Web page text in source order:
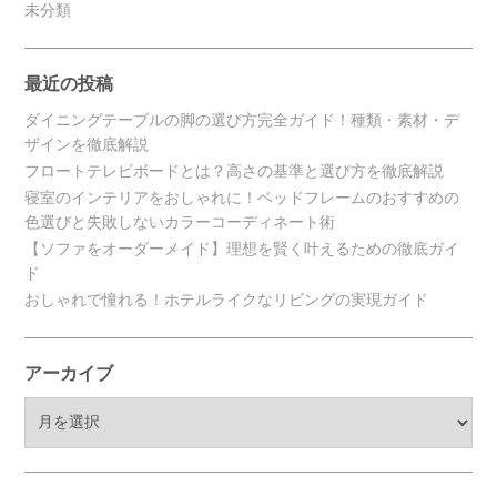
未分類
最近の投稿
ダイニングテーブルの脚の選び方完全ガイド！種類・素材・デ
ザインを徹底解説
フロートテレビボードとは？高さの基準と選び方を徹底解説
寝室のインテリアをおしゃれに！ベッドフレームのおすすめの
色選びと失敗しないカラーコーディネート術
【ソファをオーダーメイド】理想を賢く叶えるための徹底ガイ
ド
おしゃれで憧れる！ホテルライクなリビングの実現ガイド
アーカイブ